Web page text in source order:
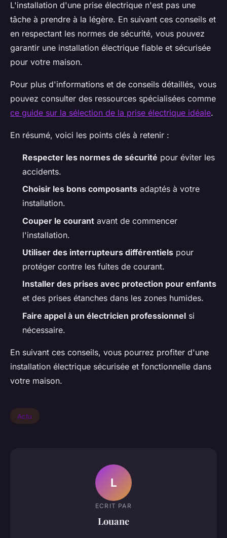
L'installation d'une prise électrique n'est pas une
tâche à prendre à la légère. En suivant ces conseils et
en respectant les normes de sécurité, vous pouvez
garantir une installation électrique fiable et sécurisée
pour votre maison.
Pour plus d'informations et de conseils détaillés, vous
pouvez consulter des ressources spécialisées comme
ce guide sur la sélection de la prise électrique idéale.
En résumé, voici les points clés à retenir :
Respecter les normes de sécurité pour éviter les
accidents.
Choisir les bons composants adaptés à votre
installation.
Couper le courant avant de commencer
l'installation.
Utiliser des interrupteurs différentiels pour
protéger contre les fuites de courant.
Installer des prises avec protection pour enfants
et des prises étanches dans les zones humides.
Faire appel à un électricien professionnel si
nécessaire.
En suivant ces conseils, vous pourrez profiter d'une
installation électrique sécurisée et fonctionnelle dans
votre maison.
Actu
L
ECRIT PAR
Louane